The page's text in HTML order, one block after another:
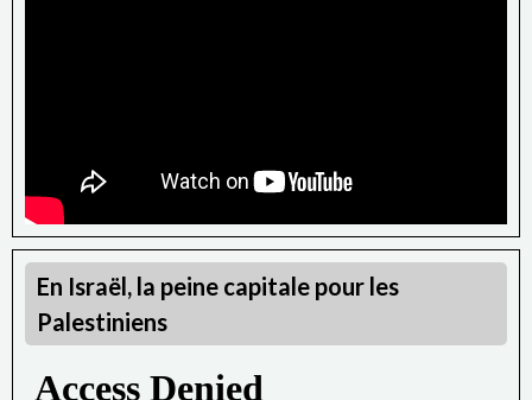
En Israël, la peine capitale pour les
Palestiniens